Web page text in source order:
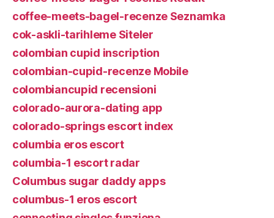
coffee-meets-bagel-recenze Seznamka
cok-askli-tarihleme Siteler
colombian cupid inscription
colombian-cupid-recenze Mobile
colombiancupid recensioni
colorado-aurora-dating app
colorado-springs escort index
columbia eros escort
columbia-1 escort radar
Columbus sugar daddy apps
columbus-1 eros escort